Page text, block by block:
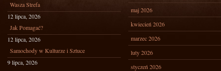
Wasza Strefa
12 lipca, 2026
Jak Pomagać?
12 lipca, 2026
Samochody w Kulturze i Sztuce
9 lipca, 2026
maj 2026
kwiecień 2026
marzec 2026
luty 2026
styczeń 2026